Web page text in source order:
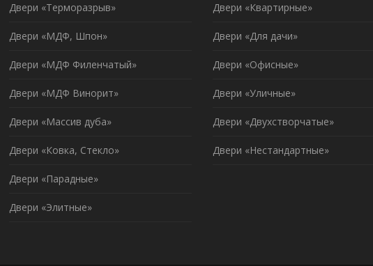
Двери «Терморазрыв»
Двери «МДФ, Шпон»
Двери «МДФ Филенчатый»
Двери «МДФ Винорит»
Двери «Массив дуба»
Двери «Ковка, Стекло»
Двери «Парадные»
Двери «Элитные»
Двери «Квартирные»
Двери «Для дачи»
Двери «Офисные»
Двери «Уличные»
Двери «Двухстворчатые»
Двери «Нестандартные»